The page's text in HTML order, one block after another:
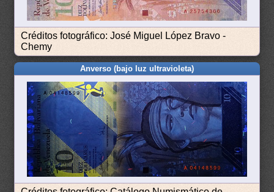
Créditos fotográfico: José Miguel López Bravo -
Chemy
Anverso (bajo luz ultravioleta)